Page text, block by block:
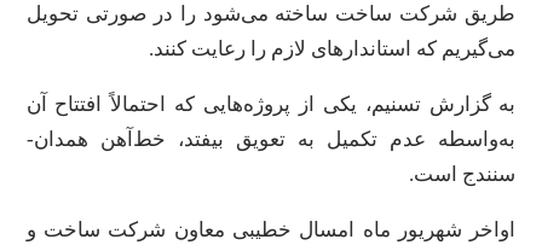
طریق شرکت ساخت ساخته می‌شود را در صورتی تحویل
می‌گیریم که استاندار‌های لازم را رعایت کنند.
به گزارش تسنیم، یکی از پروژه‌هایی که احتمالاً افتتاح آن
به‌واسطه عدم تکمیل به تعویق بیفتد، خط‌آهن همدان-
سنندج است.
اواخر شهریور ماه امسال خطیبی معاون شرکت ساخت و